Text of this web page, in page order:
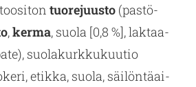
tuo­re­juus­to (pas­tö­
,kerma, suola [0,8 %], lak­taa­
suo­la­kurk­ku­kuu­tio
etik­ka, suola, säi­lön­tä­ai­